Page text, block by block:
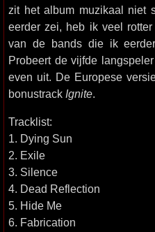
zit het album muzikaal niet
eerder zei, heb ik veel
van de bands die ik
Probeert de vijfde
even uit. De Europese
bonustrack Ignite.
Tracklist:
1. Dying Sun
2. Exile
3. Silence
4. Dead Reflection
5. Hide Me
6. Fabrication